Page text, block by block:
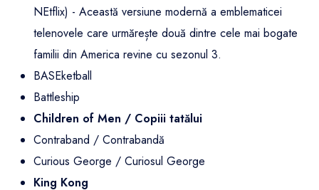
NEtflix) - Această versiune modernă a emblematicei
telenovele care urmărește două dintre cele mai bogate
familii din America revine cu sezonul 3.
BASEketball
Battleship
Children of Men / Copiii tatălui
Contraband / Contrabandă
Curious George / Curiosul George
King Kong